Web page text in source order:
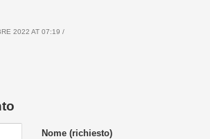
2022 AT 07:19 /
Nome (richiesto)